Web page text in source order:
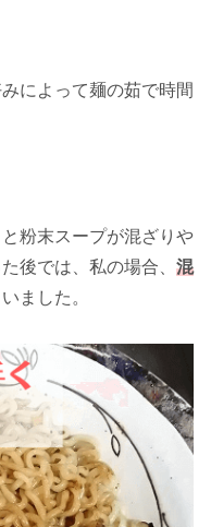
によって麺の茹で時間
粉末スープが混ざりや
後では、私の場合、 混
ました。